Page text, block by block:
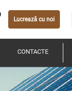
Lucrează cu noi
CONTACTE